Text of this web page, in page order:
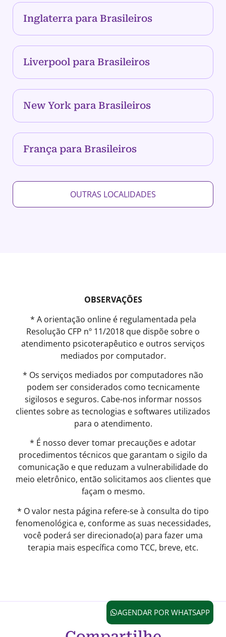
Inglaterra para Brasileiros
Liverpool para Brasileiros
New York para Brasileiros
França para Brasileiros
OUTRAS LOCALIDADES
OBSERVAÇÕES
* A orientação online é regulamentada pela
Resolução CFP nº 11/2018 que dispõe sobre o
atendimento psicoterapêutico e outros serviços
mediados por computador.
* Os serviços mediados por computadores não
podem ser considerados como tecnicamente
sigilosos e seguros. Cabe-nos informar nossos
clientes sobre as tecnologias e softwares utilizados
para o atendimento.
* É nosso dever tomar precauções e adotar
procedimentos técnicos que garantam o sigilo da
comunicação e que reduzam a vulnerabilidade do
meio eletrônico, então solicitamos aos clientes que
façam o mesmo.
* O valor nesta página refere-se à consulta do tipo
fenomenológica e, conforme as suas necessidades,
você poderá ser direcionado(a) para fazer uma
terapia mais específica como TCC, breve, etc.
AGENDAR POR WHATSAPP